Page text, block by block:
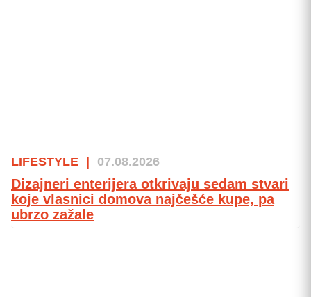
LIFESTYLE 07.08.2026
Dizajneri enterijera otkrivaju sedam stvari
koje vlasnici domova najčešće kupe, pa
ubrzo zažale